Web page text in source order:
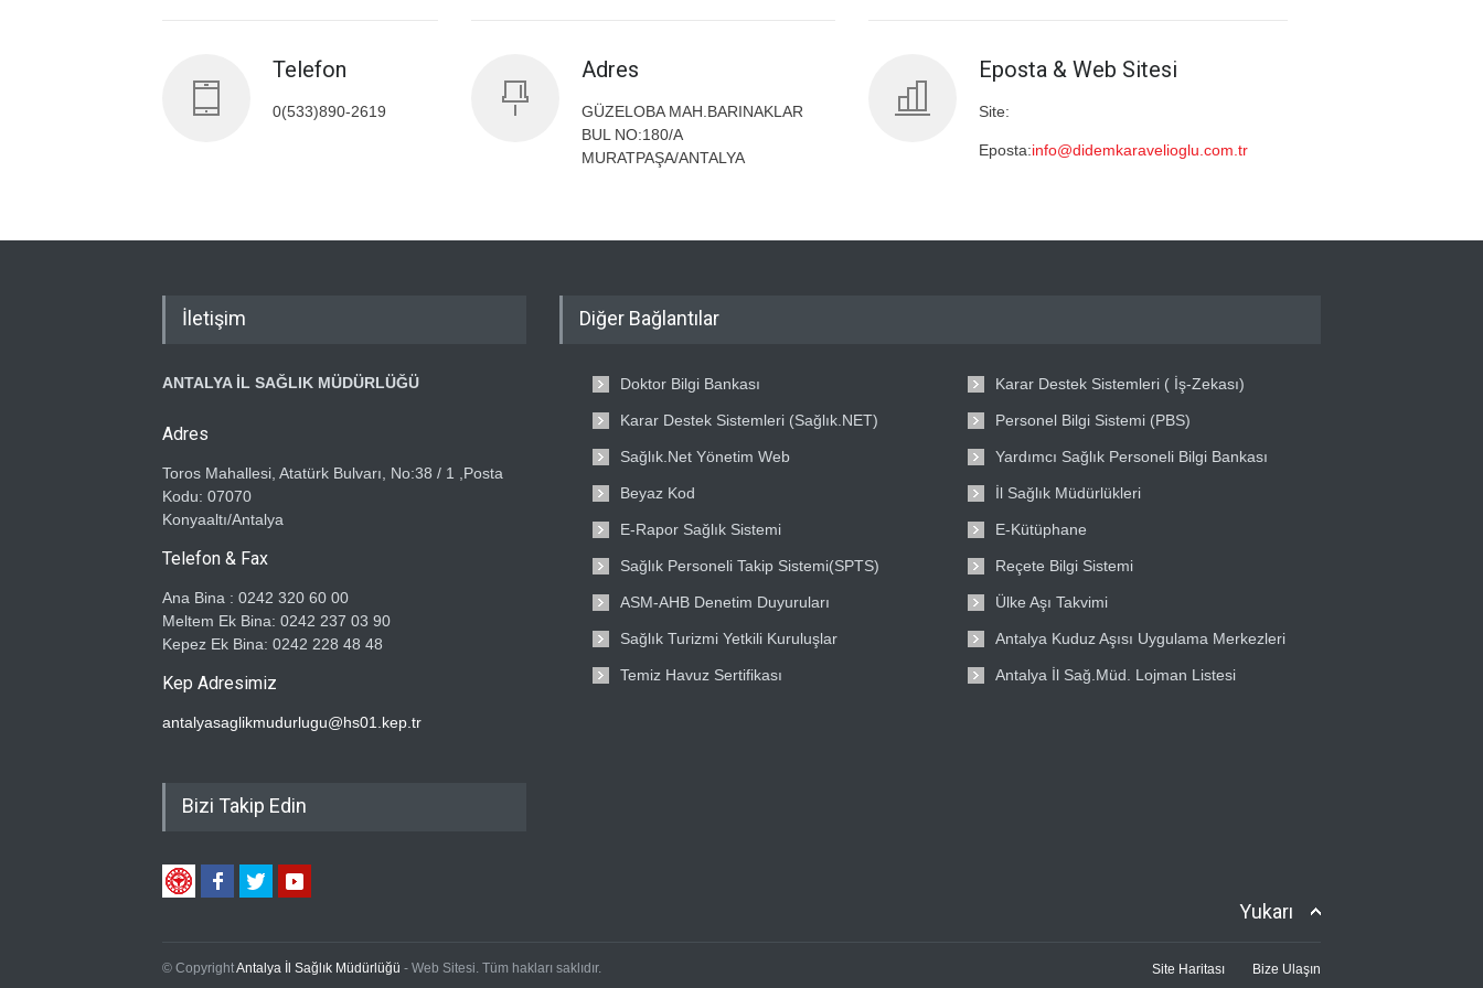
Telefon
0(533)890-2619
Adres
GÜZELOBA MAH.BARINAKLAR
BUL NO:180/A
MURATPAŞA/ANTALYA
Eposta & Web Sitesi
Site:
Eposta:info@didemkaravelioglu.com.tr
İletişim
ANTALYA İL SAĞLIK MÜDÜRLÜĞÜ
Adres
Toros Mahallesi, Atatürk Bulvarı, No:38 / 1 ,Posta
Kodu: 07070
Konyaaltı/Antalya
Telefon & Fax
Ana Bina : 0242 320 60 00
Meltem Ek Bina: 0242 237 03 90
Kepez Ek Bina: 0242 228 48 48
Kep Adresimiz
antalyasaglikmudurlugu@hs01.kep.tr
Bizi Takip Edin
Diğer Bağlantılar
Doktor Bilgi Bankası
Karar Destek Sistemleri (Sağlık.NET)
Sağlık.Net Yönetim Web
Beyaz Kod
E-Rapor Sağlık Sistemi
Sağlık Personeli Takip Sistemi(SPTS)
ASM-AHB Denetim Duyuruları
Sağlık Turizmi Yetkili Kuruluşlar
Temiz Havuz Sertifikası
Karar Destek Sistemleri ( İş-Zekası)
Personel Bilgi Sistemi (PBS)
Yardımcı Sağlık Personeli Bilgi Bankası
İl Sağlık Müdürlükleri
E-Kütüphane
Reçete Bilgi Sistemi
Ülke Aşı Takvimi
Antalya Kuduz Aşısı Uygulama Merkezleri
Antalya İl Sağ.Müd. Lojman Listesi
Yukarı
© CopyrightAntalya İl Sağlık Müdürlüğü - Web Sitesi. Tüm hakları saklıdır. Site Haritası Bize Ulaşın